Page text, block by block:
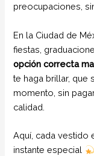
preocupaciones,
En la Ciudad de
fiestas,
opción correcta
te haga brillar, que
momento, sin
calidad.
Aquí, cada vestido
instante especial